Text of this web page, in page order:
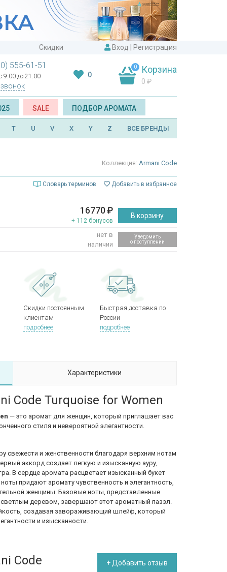
Скидки Вход Регистрация
555-61-51
9:00 до 21:00 0
0 Корзина
0 ₽
SALE ПОДБОР АРОМАТА
T U V X Y Z ВСЕ БРЕНДЫ
Коллекция: Armani Code
Словарь терминов Добавить в избранное
16770₽
+ 112 бонусов
В корзину
нет в
наличии
Уведомить
о поступлении
Скидки постоянным
клиентам
подробнее
Быстрая доставка по
России
подробнее
Характеристики
Code Turquoise for Women
— это аромат для женщин, который приглашает вас
стиля и невероятной элегантности.
свежести и женственности благодаря верхним нотам
аккорд создает легкую и изысканную ауру,
В сердце аромата расцветает изысканный букет
придают аромату чувственность и элегантность,
женщины. Базовые ноты, представленные
деревом, завершают этот ароматный паззл.
создавая завораживающий шлейф, который
и изысканности.
Code + Добавить отзыв